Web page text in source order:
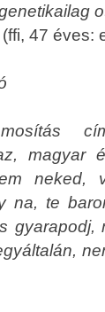
47 éves:
magyar
na, te
gyarapodj,